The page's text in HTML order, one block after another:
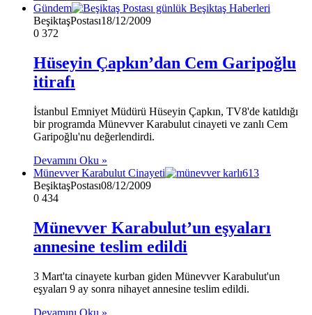
Gündem
BeşiktaşPostası18/12/2009
0 372
Hüseyin Çapkın’dan Cem Garipoğlu
itirafı
İstanbul Emniyet Müdürü Hüseyin Çapkın, TV8'de katıldığı
bir programda Münevver Karabulut cinayeti ve zanlı Cem
Garipoğlu'nu değerlendirdi.
Devamını Oku »
Münevver Karabulut Cinayeti
BeşiktaşPostası08/12/2009
0 434
Münevver Karabulut’un eşyaları
annesine teslim edildi
3 Mart'ta cinayete kurban giden Münevver Karabulut'un
eşyaları 9 ay sonra nihayet annesine teslim edildi.
Devamını Oku »